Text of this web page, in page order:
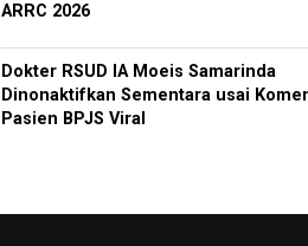
ARRC 2026
Dokter RSUD IA Moeis Samarinda
Dinonaktifkan Sementara usai
Pasien BPJS Viral